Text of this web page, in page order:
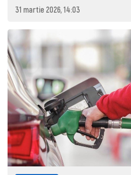
31 martie 2026, 14:03